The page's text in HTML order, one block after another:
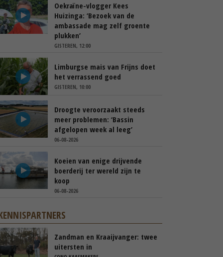
Oekraïne-vlogger Kees
Huizinga: ‘Bezoek van de
ambassade mag zelf groente
plukken’
GISTEREN, 12:00
Limburgse mais van Frijns doet
het verrassend goed
GISTEREN, 10:00
Droogte veroorzaakt steeds
meer problemen: ‘Bassin
afgelopen week al leeg’
06-08-2026
Koeien van enige drijvende
boerderij ter wereld zijn te
koop
06-08-2026
Zandman en Kraaijvanger: twee
uitersten in